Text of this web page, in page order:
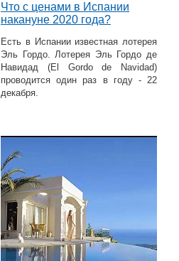
Что с ценами в Испании
накануне 2020 года?
Есть в Испании известная лотерея
Эль Гордо. Лотерея Эль Гордо де
Навидад (El Gordo de Navidad)
проводится один раз в году - 22
декабря.